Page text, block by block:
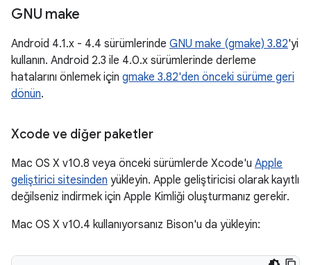
GNU make
Android 4.1.x - 4.4 sürümlerinde GNU make (gmake) 3.82'yi
kullanın. Android 2.3 ile 4.0.x sürümlerinde derleme
hatalarını önlemek için gmake 3.82'den önceki sürüme geri
dönün.
Xcode ve diğer paketler
Mac OS X v10.8 veya önceki sürümlerde Xcode'u Apple
geliştirici sitesinden yükleyin. Apple geliştiricisi olarak kayıtlı
değilseniz indirmek için Apple Kimliği oluşturmanız gerekir.
Mac OS X v10.4 kullanıyorsanız Bison'u da yükleyin: